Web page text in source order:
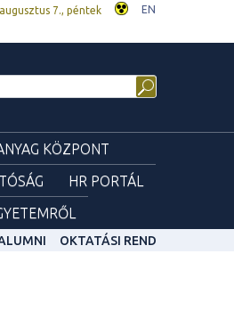
7., péntek EN
KÖZPONT
HR PORTÁL
OKTATÁSI REND